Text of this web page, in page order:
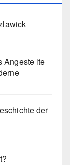
Angestellte
der